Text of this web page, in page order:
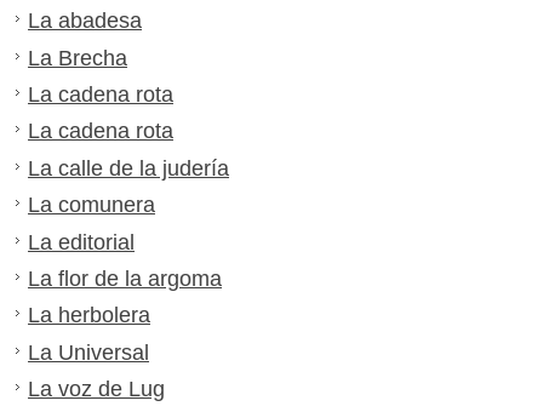
La abadesa
La Brecha
La cadena rota
La cadena rota
La calle de la judería
La comunera
La editorial
La flor de la argoma
La herbolera
La Universal
La voz de Lug